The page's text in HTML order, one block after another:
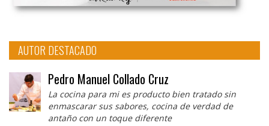
AUTOR DESTACADO
Pedro Manuel Collado Cruz
La cocina para mi es producto bien tratado sin
enmascarar sus sabores, cocina de verdad de
antaño con un toque diferente